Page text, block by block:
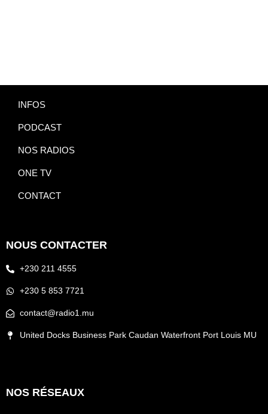
INFOS
PODCAST
NOS RADIOS
ONE TV
CONTACT
NOUS CONTACTER
+230 211 4555
+230 5 853 7721
contact@radio1.mu
United Docks Business Park Caudan Waterfront Port Louis MU
NOS RÉSEAUX